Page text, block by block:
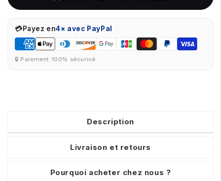
💳Payez en4× avec PayPal
🔒 Paiement 100% sécurisé
Description
Livraison et retours
Pourquoi acheter chez nous ?